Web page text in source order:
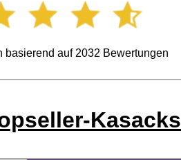
basierend auf 2032 Bewertungen
Kasacks